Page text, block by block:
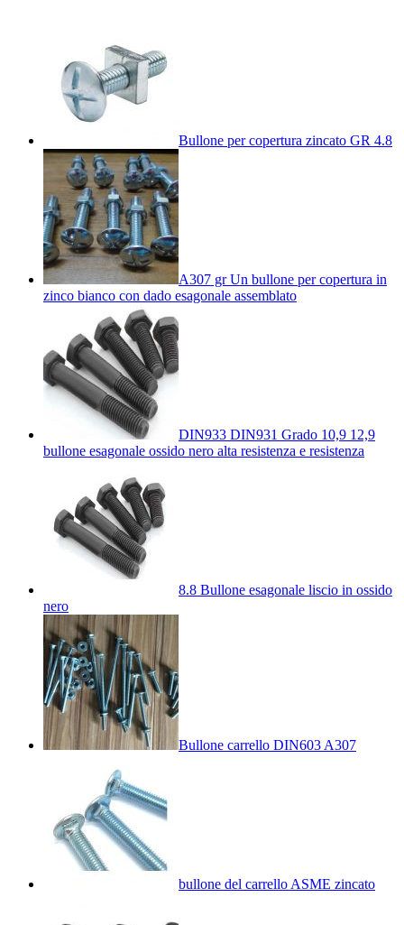
Bullone per copertura zincato GR 4.8
A307 gr Un bullone per copertura in
zinco bianco con dado esagonale assemblato
DIN933 DIN931 Grado 10,9 12,9
bullone esagonale ossido nero alta resistenza e resistenza
8.8 Bullone esagonale liscio in ossido
nero
Bullone carrello DIN603 A307
bullone del carrello ASME zincato